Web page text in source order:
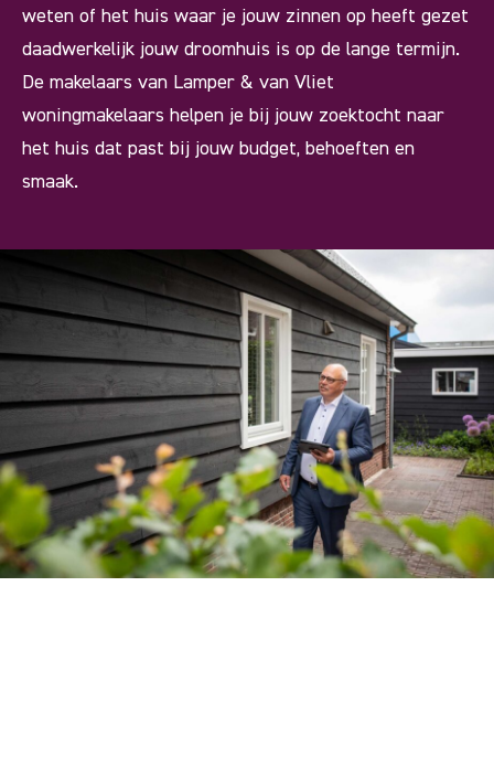
weten of het huis waar je jouw zinnen op heeft gezet
daadwerkelijk jouw droomhuis is op de lange termijn.
De makelaars van Lamper & van Vliet
woningmakelaars helpen je bij jouw zoektocht naar
het huis dat past bij jouw budget, behoeften en
smaak.